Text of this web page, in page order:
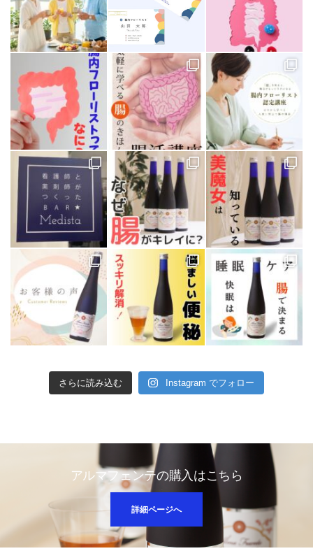
さらに読み込む Instagram でフォロー
アルマフェンテの購入はこちら
詳細ページへ